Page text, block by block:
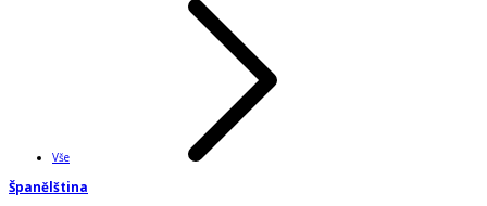
Vše
Španělština